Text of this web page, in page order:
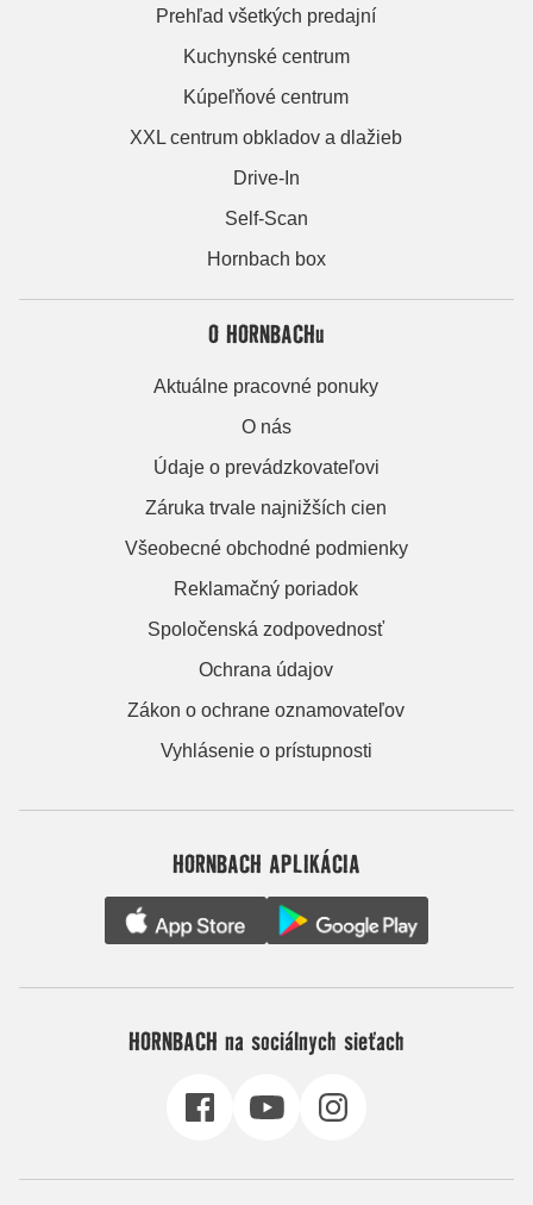
Prehľad všetkých predajní
Kuchynské centrum
Kúpeľňové centrum
XXL centrum obkladov a dlažieb
Drive-In
Self-Scan
Hornbach box
O HORNBACHu
Aktuálne pracovné ponuky
O nás
Údaje o prevádzkovateľovi
Záruka trvale najnižších cien
Všeobecné obchodné podmienky
Reklamačný poriadok
Spoločenská zodpovednosť
Ochrana údajov
Zákon o ochrane oznamovateľov
Vyhlásenie o prístupnosti
HORNBACH APLIKÁCIA
HORNBACH na sociálnych sieťach